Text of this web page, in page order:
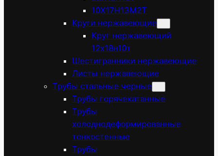
10Х17Н13М2Т
Круги нержавеющие
Круг нержавеющий
12х18н10т
Шестигранники нержавеющие
Листы нержавеющие
Трубы стальные черные
Трубы горячекатанные
Трубы
холоднодеформированные
тонкостенные
Трубы